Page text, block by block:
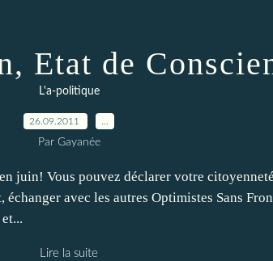
Etat de
L'a-politique
26.09.2011
Par Gayanée
juin! Vous pouvez déclarer votre
avec les autres Optimistes Sans
Lire la suite